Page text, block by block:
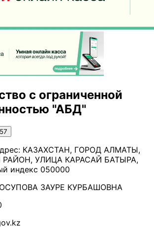
с ограниченной
"АБД"
КАЗАХСТАН, ГОРОД АЛМАТЫ,
УЛИЦА КАРАСАЙ БАТЫРА,
индекс 050000
ЗАУРЕ КУРБАШОВНА